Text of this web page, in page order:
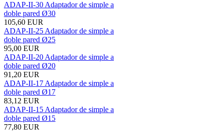
ADAP-II-30 Adaptador de simple a
doble pared Ø30
105,60 EUR
ADAP-II-25 Adaptador de simple a
doble pared Ø25
95,00 EUR
ADAP-II-20 Adaptador de simple a
doble pared Ø20
91,20 EUR
ADAP-II-17 Adaptador de simple a
doble pared Ø17
83,12 EUR
ADAP-II-15 Adaptador de simple a
doble pared Ø15
77,80 EUR